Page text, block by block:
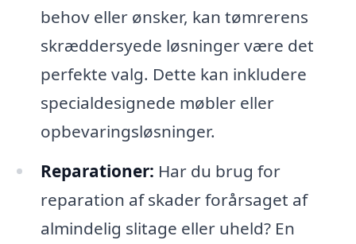
behov eller ønsker, kan tømrerens
skræddersyede løsninger være det
perfekte valg. Dette kan inkludere
specialdesignede møbler eller
opbevaringsløsninger.
Reparationer: Har du brug for
reparation af skader forårsaget af
almindelig slitage eller uheld? En